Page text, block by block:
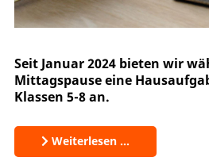
Seit Januar 2024 bieten wir
Mittagspause eine
Klassen 5-8 an.
Weiterlesen …